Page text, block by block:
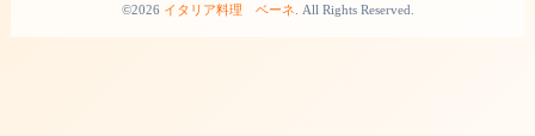
©2026 イタリア料理 ベーネ . All Rights Reserved.